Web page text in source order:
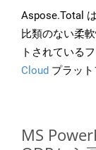
Aspose.Total
比類のない柔
トされている
Cloud プラット
MS